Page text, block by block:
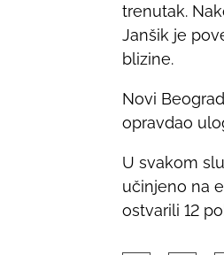
trenutak.
Janšik je
blizine.
Novi
opravdao
U svakom
učinjeno na
ostvarili 12